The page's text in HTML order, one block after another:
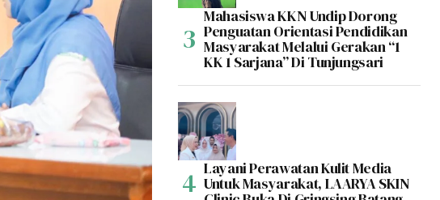
Mahasiswa KKN Undip Dorong
Penguatan Orientasi Pendidikan
Masyarakat Melalui Gerakan “1
KK 1 Sarjana” Di Tunjungsari
Layani Perawatan Kulit Media
Untuk Masyarakat, LAARYA SKIN